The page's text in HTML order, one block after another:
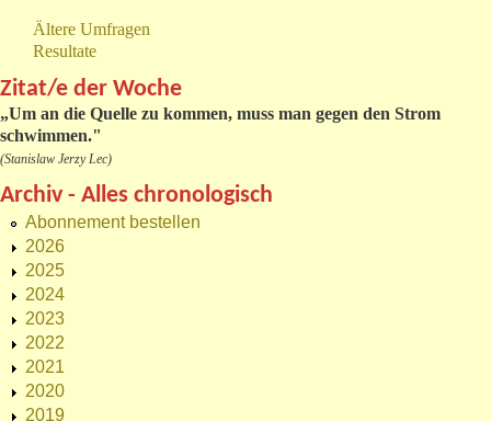
Ältere Umfragen
Resultate
Zitat/e der Woche
„Um an die Quelle zu kommen, muss man gegen den Strom
schwimmen."
(Stanislaw Jerzy Lec)
Archiv - Alles chronologisch
Abonnement bestellen
2026
2025
2024
2023
2022
2021
2020
2019